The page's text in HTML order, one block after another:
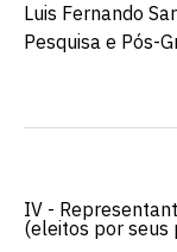
Luis Fernando
Pesquisa e Pós-
IV -
(eleitos por seus